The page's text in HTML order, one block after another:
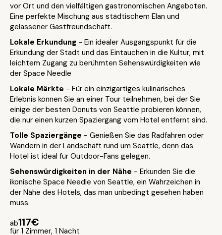
vor Ort und den vielfältigen gastronomischen Angeboten.
Eine perfekte Mischung aus städtischem Elan und
gelassener Gastfreundschaft.
Lokale Erkundung - Ein idealer Ausgangspunkt für die
Erkundung der Stadt und das Eintauchen in die Kultur, mit
leichtem Zugang zu berühmten Sehenswürdigkeiten wie
der Space Needle
Lokale Märkte - Für ein einzigartiges kulinarisches
Erlebnis können Sie an einer Tour teilnehmen, bei der Sie
einige der besten Donuts von Seattle probieren können,
die nur einen kurzen Spaziergang vom Hotel entfernt sind.
Tolle Spaziergänge - Genießen Sie das Radfahren oder
Wandern in der Landschaft rund um Seattle, denn das
Hotel ist ideal für Outdoor-Fans gelegen.
Sehenswürdigkeiten in der Nähe - Erkunden Sie die
ikonische Space Needle von Seattle, ein Wahrzeichen in
der Nähe des Hotels, das man unbedingt gesehen haben
muss.
ab117€
für 1 Zimmer, 1 Nacht